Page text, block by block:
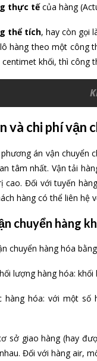
thực tếcủa hàng
thể tích, hay còn gọi
hàng theo một công
khối, thì công
và chi phí vận
án vận chuyển
tâm nhất. Vận tải
cao. Đối với tuyến
hàng có thể liên
chuyển hàng
chuyển hàng hóa
lượng hàng hóa:
hàng hóa: với một số
sở giao hàng (hay
Đối với hàng air,